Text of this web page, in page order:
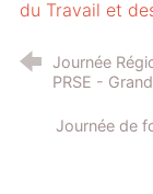
du Travail et
Journée
PRSE -
Journée de